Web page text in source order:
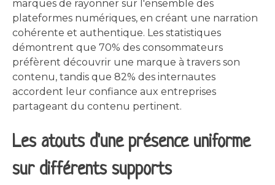
marques de rayonner sur l'ensemble des
plateformes numériques, en créant une narration
cohérente et authentique. Les statistiques
démontrent que 70% des consommateurs
préfèrent découvrir une marque à travers son
contenu, tandis que 82% des internautes
accordent leur confiance aux entreprises
partageant du contenu pertinent.
Les atouts d'une présence uniforme
sur différents supports